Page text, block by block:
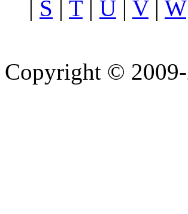
S T| U V| W
Copyright © 2009-